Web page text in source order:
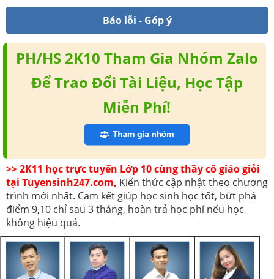
Báo lỗi - Góp ý
PH/HS 2K10 Tham Gia Nhóm Zalo
Để Trao Đổi Tài Liệu, Học Tập
Miễn Phí!
>> 2K11 học trực tuyến Lớp 10 cùng thầy cô giáo giỏi
tại Tuyensinh247.com, Kiến thức cập nhật theo chương
trình mới nhất. Cam kết giúp học sinh học tốt, bứt phá
điểm 9,10 chỉ sau 3 tháng, hoàn trả học phí nếu học
không hiệu quả.